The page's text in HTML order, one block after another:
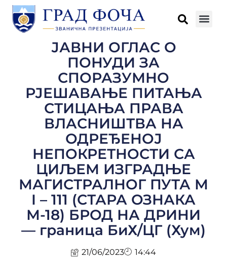
ЈАВНИ ОГЛАС О
ПОНУДИ ЗА
СПОРАЗУМНО
РЈЕШАВАЊЕ ПИТАЊА
СТИЦАЊА ПРАВА
ВЛАСНИШТВА НА
ОДРЕЂЕНОЈ
НЕПОКРЕТНОСТИ СА
ЦИЉЕМ ИЗГРАДЊЕ
МАГИСТРАЛНОГ ПУТА М
I – 111 (СТАРА ОЗНАКА
М-18) БРОД НА ДРИНИ
— граница БиХ/ЦГ (Хум)
21/06/2023 14:44